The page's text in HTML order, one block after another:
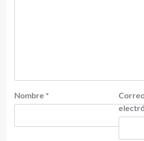
Nombre *